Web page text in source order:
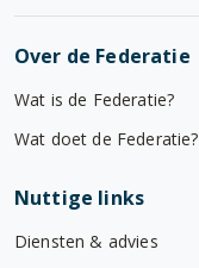
Over de Federatie
Wat is de Federatie?
Wat doet de Federatie?
Nuttige links
Diensten & advies